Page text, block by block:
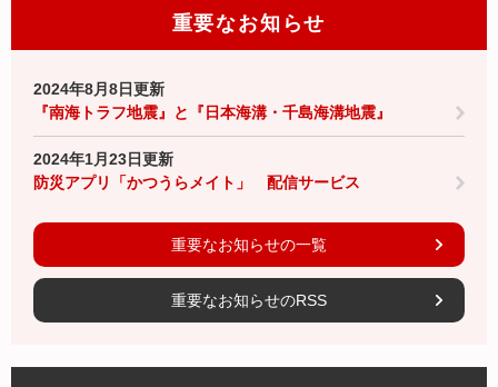
重要なお知らせ
2024年8月8日更新
『南海トラフ地震』と『日本海溝・千島海溝地震』
2024年1月23日更新
防災アプリ「かつうらメイト」 配信サービス
重要なお知らせの一覧
重要なお知らせのRSS